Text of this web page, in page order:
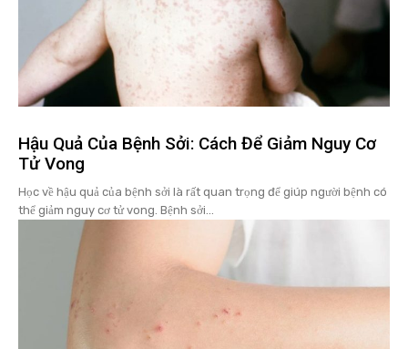
Hậu Quả Của Bệnh Sởi: Cách Để Giảm Nguy Cơ
Tử Vong
Học về hậu quả của bệnh sởi là rất quan trọng để giúp người bệnh có
thể giảm nguy cơ tử vong. Bệnh sởi...